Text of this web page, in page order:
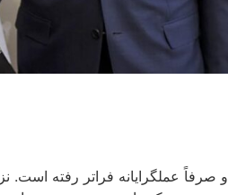
عملگرایانه فراتر رفته